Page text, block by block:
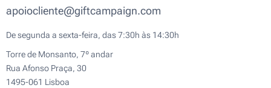
apoiocliente@giftcampaign.com
De segunda a sexta-feira, das 7:30h às 14:30h
Torre de Monsanto, 7º andar
Rua Afonso Praça, 30
1495-061 Lisboa